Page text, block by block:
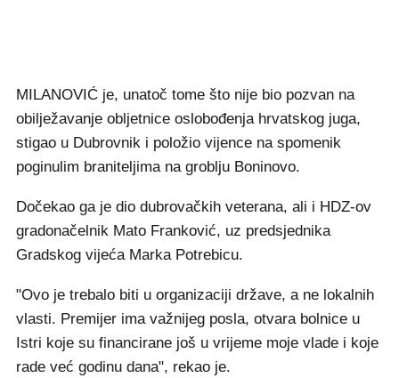
MILANOVIĆ je, unatoč tome što nije bio pozvan na
obilježavanje obljetnice oslobođenja hrvatskog juga,
stigao u Dubrovnik i položio vijence na spomenik
poginulim braniteljima na groblju Boninovo.
Dočekao ga je dio dubrovačkih veterana, ali i HDZ-ov
gradonačelnik Mato Franković, uz predsjednika
Gradskog vijeća Marka Potrebicu.
"Ovo je trebalo biti u organizaciji države, a ne lokalnih
vlasti. Premijer ima važnijeg posla, otvara bolnice u
Istri koje su financirane još u vrijeme moje vlade i koje
rade već godinu dana", rekao je.